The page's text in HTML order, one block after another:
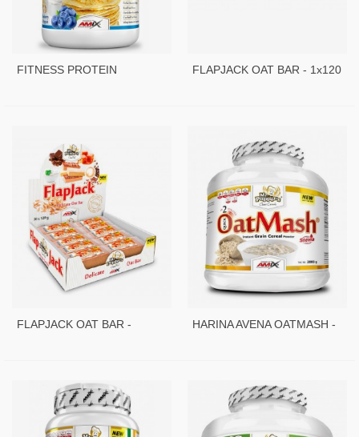
FITNESS PROTEIN
FLAPJACK OAT BAR - 1x120
FLAPJACK OAT BAR -
HARINA AVENA OATMASH -